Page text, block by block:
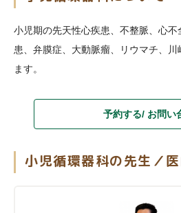
小児期の先天性心疾患、不整脈、心
患、弁膜症、大動脈瘤、リウマチ、
ます。
予約する/ お問い
小児循環器科の先生／